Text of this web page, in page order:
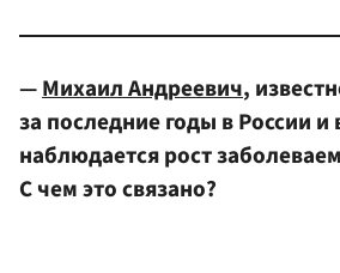
—Михаил Андреевич,
за последние годы в России
наблюдается рост
С чем это связано?